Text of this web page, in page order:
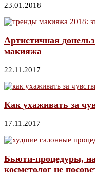
23.01.2018
Артистичная
макияжа
22.11.2017
Как ухаживать за
17.11.2017
Бьюти-процедуры,
косметолог не